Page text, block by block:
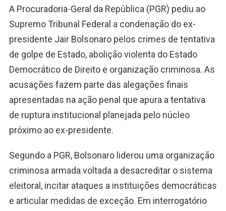
A Procuradoria-Geral da República (PGR) pediu ao
Supremo Tribunal Federal a condenação do ex-
presidente Jair Bolsonaro pelos crimes de tentativa
de golpe de Estado, abolição violenta do Estado
Democrático de Direito e organização criminosa. As
acusações fazem parte das alegações finais
apresentadas na ação penal que apura a tentativa
de ruptura institucional planejada pelo núcleo
próximo ao ex-presidente.
Segundo a PGR, Bolsonaro liderou uma organização
criminosa armada voltada a desacreditar o sistema
eleitoral, incitar ataques a instituições democráticas
e articular medidas de exceção. Em interrogatório